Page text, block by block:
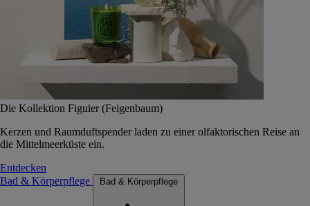
Die Kollektion Figuier (Feigenbaum)
Kerzen und Raumduftspender laden zu einer olfaktorischen Reise an
die Mittelmeerküste ein.
Entdecken
Bad & Körperpflege
Bad & Körperpflege